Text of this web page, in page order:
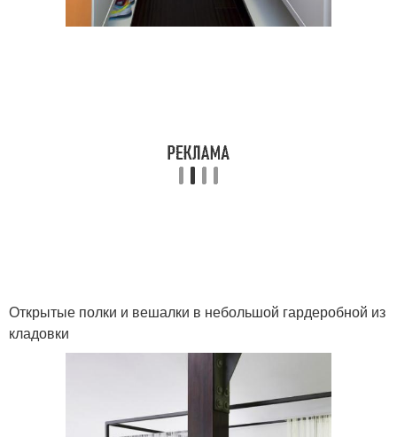
Открытые полки и вешалки в небольшой гардеробной из
кладовки